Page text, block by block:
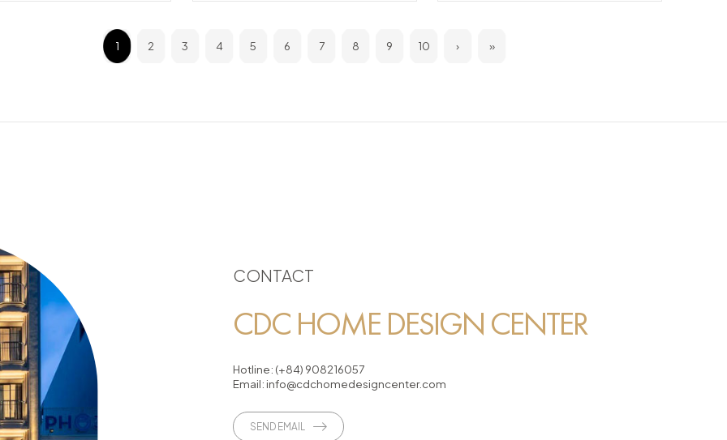
1 2 3 4 5 6 7 8 9 10 › »
CONTACT
CDC HOME DESIGN CENTER
Hotline: (+84) 908216057
Email: info@cdchomedesigncenter.com
SEND EMAIL